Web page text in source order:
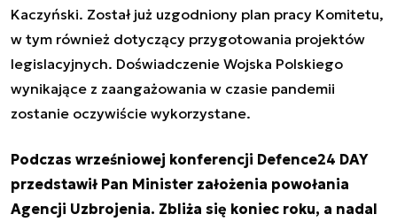
Kaczyński. Został już uzgodniony plan pracy Komitetu,
w tym również dotyczący przygotowania projektów
legislacyjnych. Doświadczenie Wojska Polskiego
wynikające z zaangażowania w czasie pandemii
zostanie oczywiście wykorzystane.
Podczas wrześniowej konferencji Defence24 DAY
przedstawił Pan Minister założenia powołania
Agencji Uzbrojenia. Zbliża się koniec roku, a nadal